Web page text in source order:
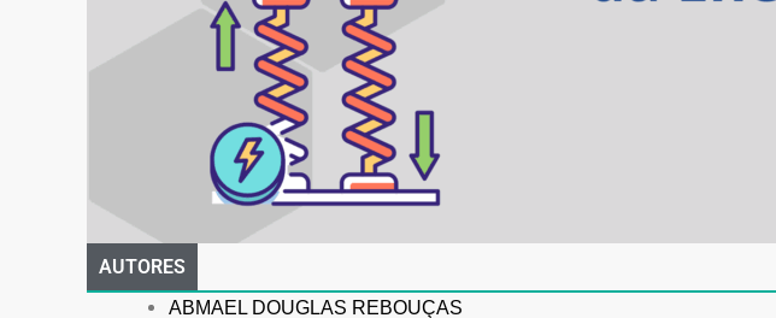
AUTORES
ABMAEL DOUGLAS REBOUÇAS